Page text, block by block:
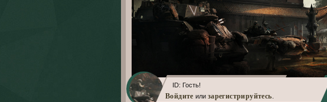
ID: Гость!
Войдите или зарегистрируйтесь